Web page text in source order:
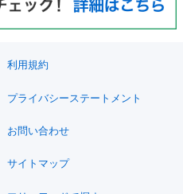
利用規約
プライバシーステートメント
お問い合わせ
サイトマップ